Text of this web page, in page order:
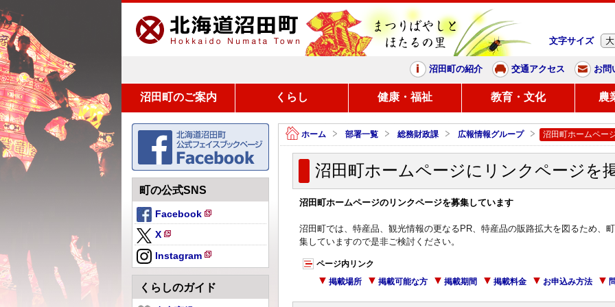
まつりばやしと、ほたるの里
文字サイズ 大
沼田町の紹介 交通アクセス お問
沼田町のご案内 くらし 健康・福祉 教育・文化 農
ホーム 部署一覧 総務財政課 広報情報グループ 沼田町ホームペー
沼田町ホームページにリンクページを
沼田町ホームページのリンクページを募集しています
沼田町では、特産品、観光情報の更なるPR、特産品の販路拡大を図るため、
集していますので是非ご検討ください。
ページ内リンク
掲載場所 掲載可能な方 掲載期間 掲載料金 お申込み方法
町の公式SNS
Facebook
新
ペ
ー
ジ
で
X
新
規
ペ
ー
ジ
Instagram
新
規
ペ
くらしのガイド